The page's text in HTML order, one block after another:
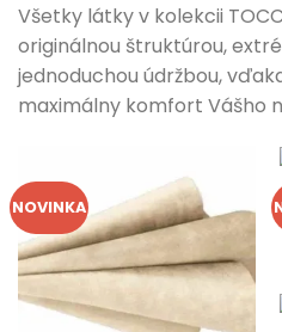
Všetky látky v kolekcii
originálnou štruktúrou,
jednoduchou údržbou,
maximálny komfort Vášho
NOVINKA